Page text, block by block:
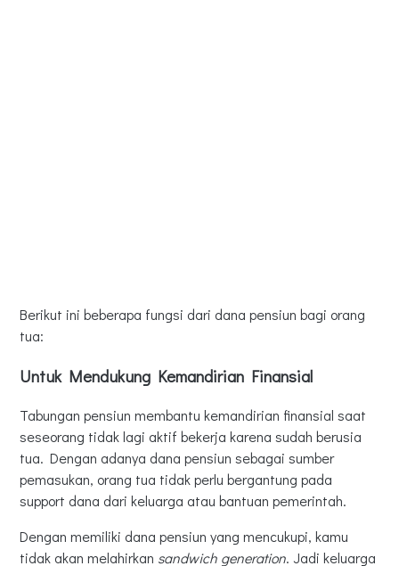
Berikut ini beberapa fungsi dari dana pensiun bagi orang
tua:
Untuk Mendukung Kemandirian Finansial
Tabungan pensiun membantu kemandirian finansial saat
seseorang tidak lagi aktif bekerja karena sudah berusia
tua. Dengan adanya dana pensiun sebagai sumber
pemasukan, orang tua tidak perlu bergantung pada
support dana dari keluarga atau bantuan pemerintah.
Dengan memiliki dana pensiun yang mencukupi, kamu
tidak akan melahirkan sandwich generation. Jadi keluarga